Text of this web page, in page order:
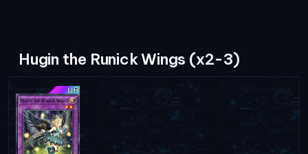
Hugin the Runick Wings (x2-3)